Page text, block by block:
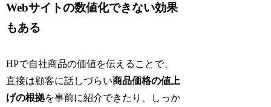
Webサイトの数値化できない効果
もある
HPで自社商品の価値を伝えることで、
直接は顧客に話しづらい商品価格の値上
げの根拠を事前に紹介できたり、しっか